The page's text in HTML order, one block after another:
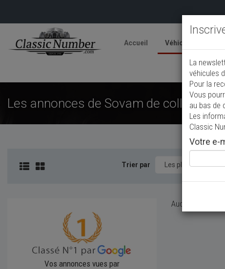
Accueil Véhicules
Les annonces de Sovam de collection
Trier par
Vos annonces vues par
Aucun véhicule
La
véhicules
Pour la
Vous
au bas de
Les
Classic
Votre e-